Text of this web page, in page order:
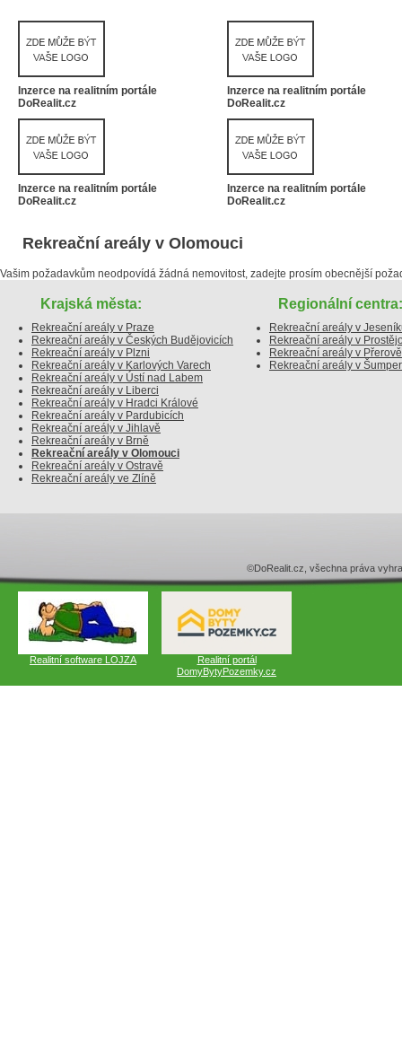
Inzerce na realitním portále
DoRealit.cz
Inzerce na realitním portále
DoRealit.cz
Inzerce na realitním portále
DoRealit.cz
Inzerce na realitním portále
DoRealit.cz
Rekreační areály v Olomouci
Vašim požadavkům neodpovídá žádná nemovitost, zadejte prosím obecnější
Krajská města:
Rekreační areály v Praze
Rekreační areály v Českých Budějovicích
Rekreační areály v Plzni
Rekreační areály v Karlových Varech
Rekreační areály v Ústí nad Labem
Rekreační areály v Liberci
Rekreační areály v Hradci Králové
Rekreační areály v Pardubicích
Rekreační areály v Jihlavě
Rekreační areály v Brně
Rekreační areály v Olomouci
Rekreační areály v Ostravě
Rekreační areály ve Zlíně
Regionální centra:
Rekreační areály v
Rekreační areály v
Rekreační areály v Přerově
Rekreační areály v
©DoRealit.cz, všechna práva
Realitní software LOJZA
Realitní portál
DomyBytyPozemky.cz